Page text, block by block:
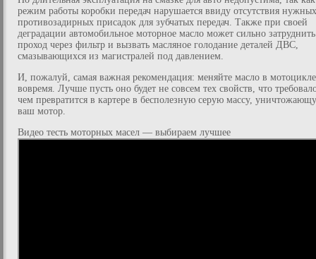
режим работы коробки передач нарушается ввиду отсутствия нужных
противозадирных присадок для зубчатых передач. Также при своей
деградации автомобильное моторное масло может сильно затруднить
проход через фильтр и вызвать масляное голодание деталей ДВС,
смазывающихся из магистралей под давлением.
И, пожалуй, самая важная рекомендация: меняйте масло в мотоцикле
вовремя. Лучше пусть оно будет не совсем тех свойств, что
чем превратится в картере в бесполезную серую массу,
ваш мотор.
Видео тесть моторных масел — выбираем лучшее